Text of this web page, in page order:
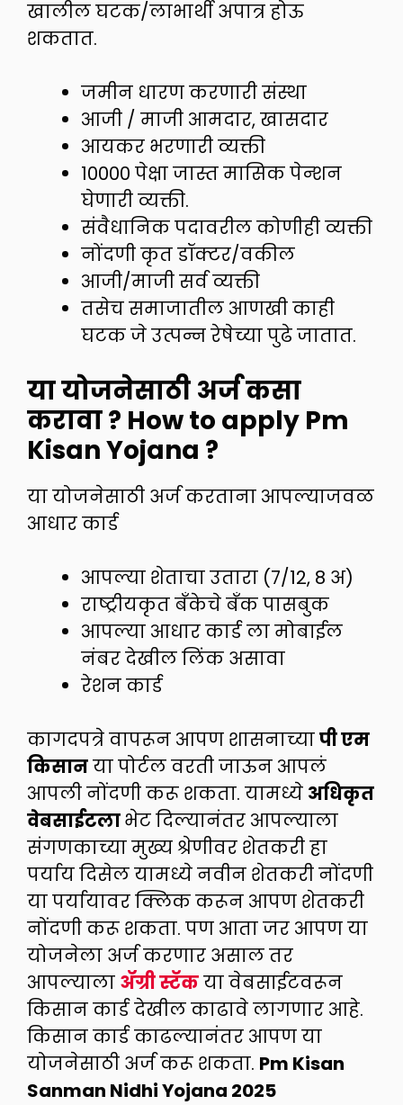
खालील घटक/लाभार्थी अपात्र होऊ
शकतात.
जमीन धारण करणारी संस्था
आजी / माजी आमदार, खासदार
आयकर भरणारी व्यक्ती
10000 पेक्षा जास्त मासिक पेन्शन
घेणारी व्यक्ती.
संवैधानिक पदावरील कोणीही व्यक्ती
नोंदणी कृत डॉक्टर/वकील
आजी/माजी सर्व व्यक्ती
तसेच समाजातील आणखी काही
घटक जे उत्पन्न रेषेच्या पुढे जातात.
या योजनेसाठी अर्ज कसा
करावा ? How to apply Pm
Kisan Yojana ?
या योजनेसाठी अर्ज करताना आपल्याजवळ
आधार कार्ड
आपल्या शेताचा उतारा (7/12, 8 अ)
राष्ट्रीयकृत बँकेचे बँक पासबुक
आपल्या आधार कार्ड ला मोबाईल
नंबर देखील लिंक असावा
रेशन कार्ड
कागदपत्रे वापरून आपण शासनाच्यापी एम
किसानया पोर्टल वरती जाऊन आपलं
आपली नोंदणी करू शकता. यामध्ये अधिकृत
वेबसाईटलाभेट दिल्यानंतर आपल्याला
संगणकाच्या मुख्य श्रेणीवर शेतकरी हा
पर्याय दिसेल यामध्ये नवीन शेतकरी नोंदणी
या पर्यायावर क्लिक करून आपण शेतकरी
नोंदणी करू शकता. पण आता जर आपण या
योजनेला अर्ज करणार असाल तर
आपल्याला ॲग्री स्टॅकया वेबसाईटवरून
किसान कार्ड देखील काढावे लागणार आहे.
किसान कार्ड काढल्यानंतर आपण या
योजनेसाठी अर्ज करू शकता. Pm Kisan
Sanman Nidhi Yojana 2025